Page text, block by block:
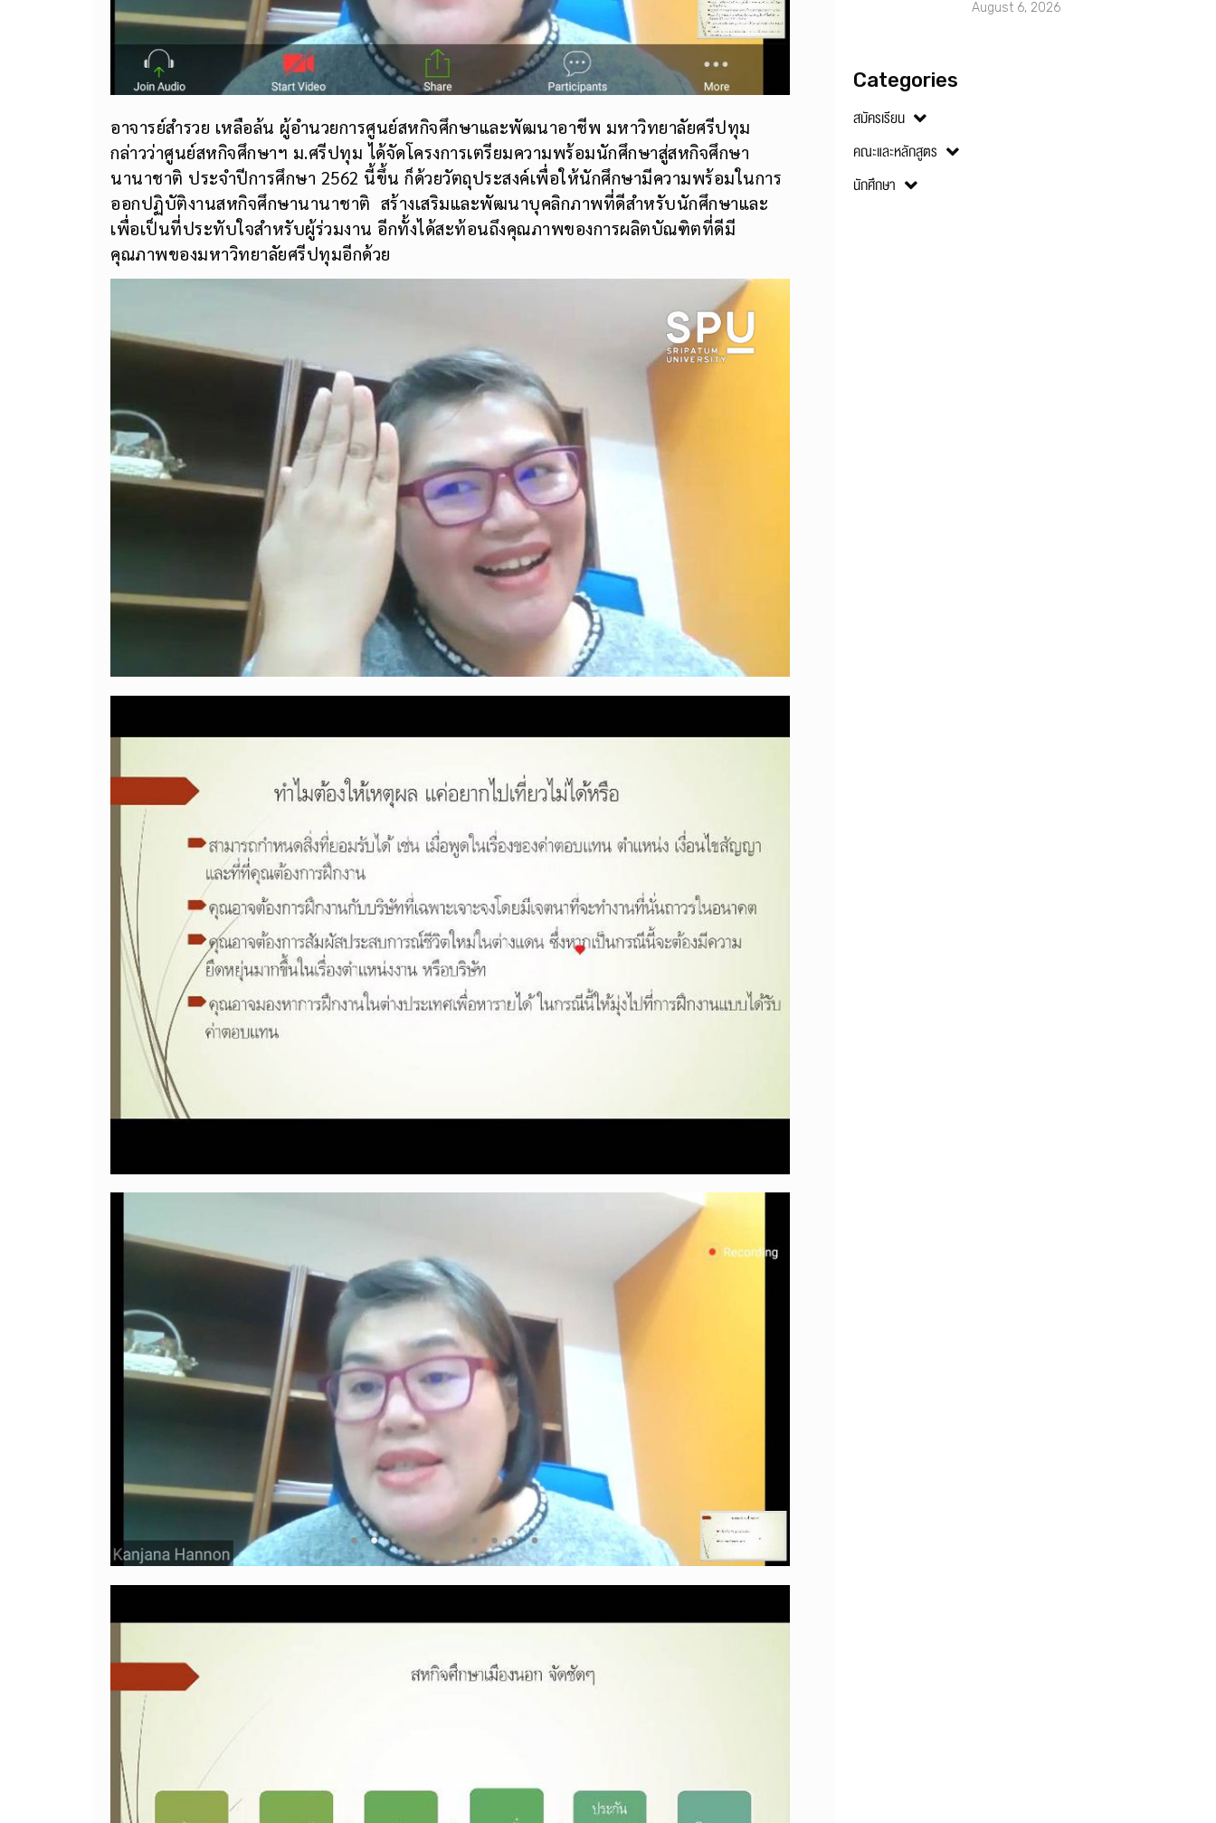
อาจารย์สำรวย เหลือล้น ผู้อำนวยการศูนย์สหกิจศึกษาและพัฒนาอาชีพ มหาวิทยาลัยศรีปทุม
กล่าวว่าศูนย์สหกิจศึกษาฯ ม.ศรีปทุม ได้จัดโครงการเตรียมความพร้อมนักศึกษาสู่สหกิจศึกษา
นานาชาติ ประจำปีการศึกษา 2562 นี้ขึ้น ก็ด้วยวัตถุประสงค์เพื่อให้นักศึกษามีความพร้อมในการ
ออกปฏิบัติงานสหกิจศึกษานานาชาติ สร้างเสริมและพัฒนาบุคลิกภาพที่ดีสำหรับนักศึกษาและ
เพื่อเป็นที่ประทับใจสำหรับผู้ร่วมงาน อีกทั้งได้สะท้อนถึงคุณภาพของการผลิตบัณฑิตที่ดีมี
คุณภาพของมหาวิทยาลัยศรีปทุมอีกด้วย
August 6, 2026
Categories
สมัครเรียน
คณะและหลักสูตร
นักศึกษา